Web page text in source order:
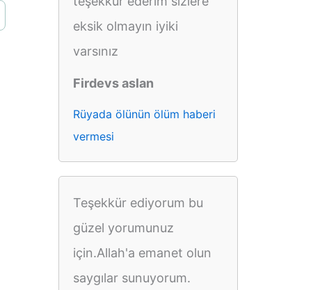
eksik olmayın iyiki
varsınız
Firdevs aslan
Rüyada ölünün ölüm haberi
vermesi
Teşekkür ediyorum bu
güzel yorumunuz
için.Allah'a emanet olun
saygılar sunuyorum.